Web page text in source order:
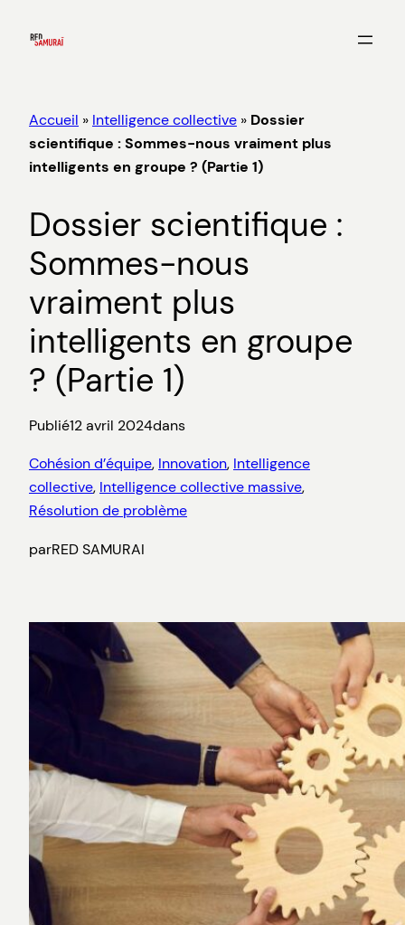
Accueil » Intelligence collective » Dossier
scientifique : Sommes-nous vraiment plus
intelligents en groupe ? (Partie 1)
Dossier scientifique :
Sommes-nous
vraiment plus
intelligents en groupe
? (Partie 1)
Publié12 avril 2024dans
Cohésion d’équipe, Innovation, Intelligence
collective, Intelligence collective massive
Résolution de problème
parRED SAMURAI